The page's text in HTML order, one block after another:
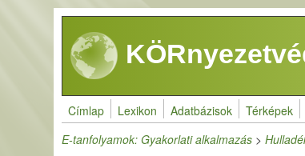
Ugrás a tartalomra
Címlap Lexikon Adatbázisok Térképek
E-tanfolyamok: Gyakorlati alkalmazás >